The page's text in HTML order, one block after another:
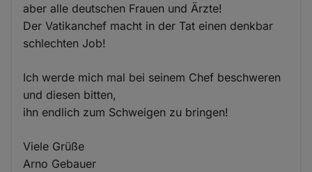
aber alle deutschen Frauen und Ärzte!
Der Vatikanchef macht in der Tat einen denkbar
schlechten Job!
Ich werde mich mal bei seinem Chef beschweren
und diesen bitten,
ihn endlich zum Schweigen zu bringen!
Viele Grüße
Arno Gebauer